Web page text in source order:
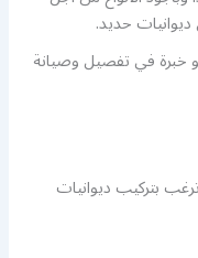
حديد.
خبرة في تفصيل وصيانة
بتركيب ديوانيات